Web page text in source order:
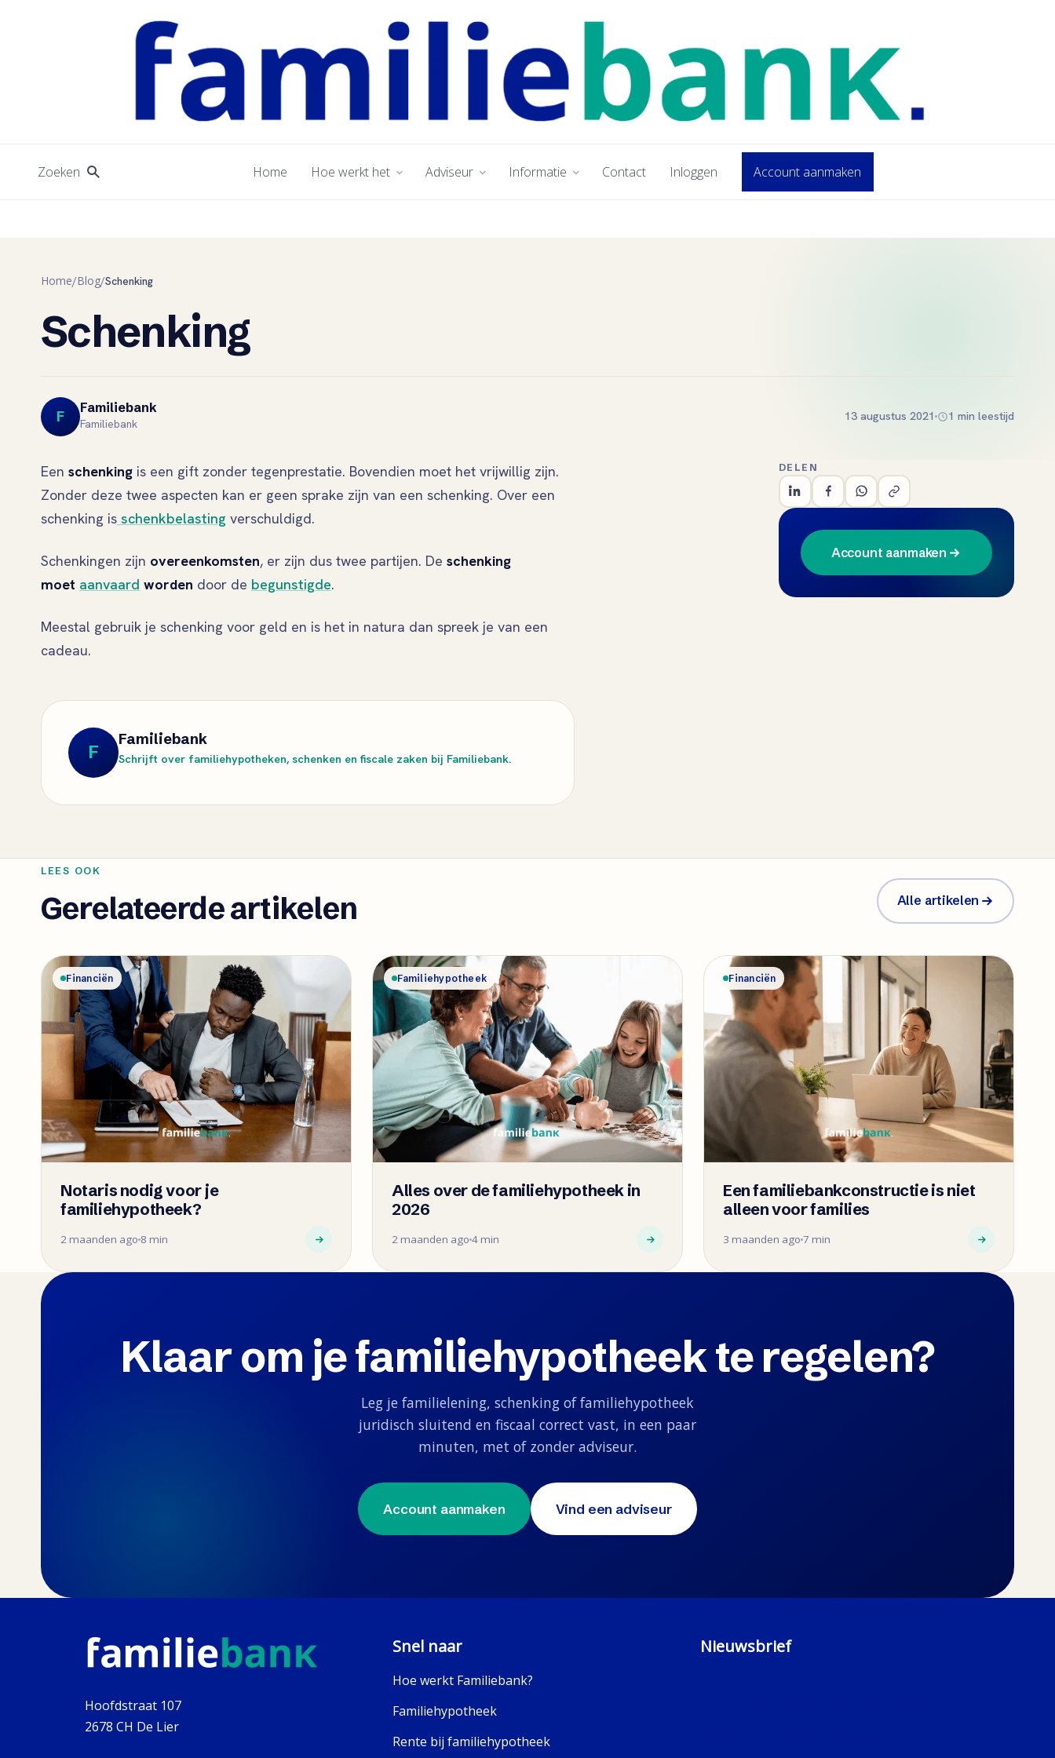
Zoeken Home Hoe werkt het Adviseur Informatie Contact Inloggen Account aanmaken
Home/Blog/Schenking
Schenking
F
Familiebank
Familiebank
13 augustus 2021 1 min leestijd
Een schenking is een gift zonder tegenprestatie. Bovendien moet het vrijwillig zijn.
Zonder deze twee aspecten kan er geen sprake zijn van een schenking. Over een
schenking is schenkbelasting verschuldigd.
Schenkingen zijn overeenkomsten, er zijn dus twee partijen. De schenking
moet aanvaard worden door de begunstigde.
Meestal gebruik je schenking voor geld en is het in natura dan spreek je van een
cadeau.
F
Familiebank
Schrijft over familiehypotheken, schenken en fiscale zaken bij Familiebank.
DELEN
Account aanmaken
LEES OOK
Gerelateerde artikelen Alle artikelen
Financiën
Notaris nodig voor je
familiehypotheek?
2 maanden ago 8 min
Familiehypotheek
Alles over de familiehypotheek in
2026
2 maanden ago 4 min
Financiën
Een familiebankconstructie is niet
alleen voor families
3 maanden ago 7 min
Klaar om je familiehypotheek te regelen?
Leg je familielening, schenking of familiehypotheek
juridisch sluitend en fiscaal correct vast, in een paar
minuten, met of zonder adviseur.
Account aanmaken Vind een adviseur
Hoofdstraat 107
2678 CH De Lier
Snel naar
Hoe werkt Familiebank?
Familiehypotheek
Rente bij familiehypotheek
Nieuwsbrief